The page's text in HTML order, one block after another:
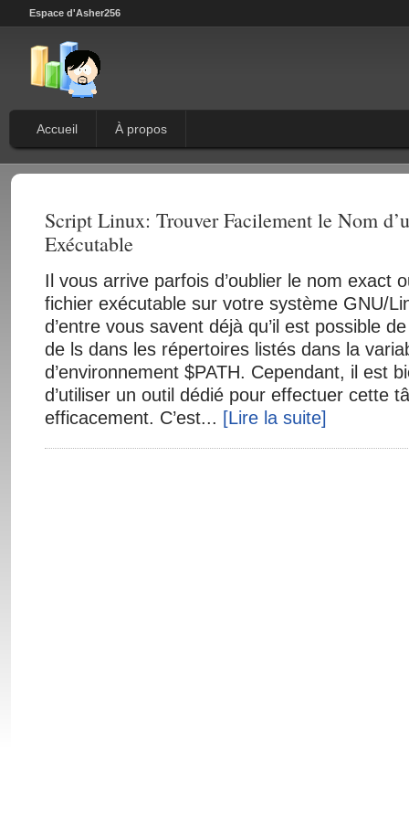
Espace d'Asher256
Accueil À propos
Script Linux: Trouver Facilement le Nom
Exécutable
Il vous arrive parfois d’oublier le nom exact
fichier exécutable sur votre système GNU/
d’entre vous savent déjà qu’il est possible
de ls dans les répertoires listés dans la
d’environnement $PATH. Cependant, il est
d’utiliser un outil dédié pour effectuer cette
efficacement. C’est... [Lire la suite]